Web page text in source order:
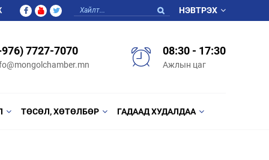
НЭВТРЭХ
7727-7070 08:30 - 17:30
Ажлын цаг
ТӨСӨЛ, ХӨТӨЛБӨР ГАДААД ХУДАЛДАА